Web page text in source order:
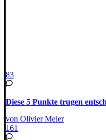
83
Diese 5 Punkte trugen
von Olivier Meier
161